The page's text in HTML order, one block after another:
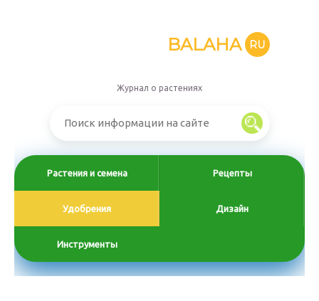
BALAHA RU
Журнал о растениях
Растения и семена Рецепты
Удобрения Дизайн
Инструменты